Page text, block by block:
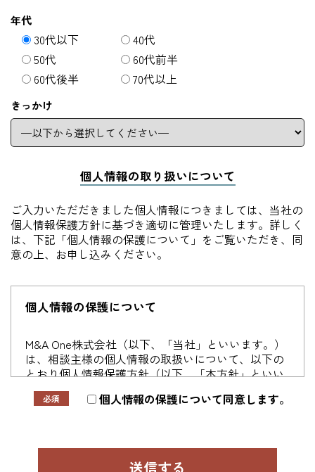
年代
30代以下
40代
50代
60代前半
60代後半
70代以上
きっかけ
個人情報の取り扱いについて
ご入力いただだきました個人情報につきましては、当社の
個人情報保護方針に基づき適切に管理いたします。詳しく
は、下記「個人情報の保護について」をご覧いただき、同
意の上、お申し込みください。
個人情報の保護について
M&A One株式会社（以下、「当社」といいます。）
は、相談主様の個人情報の取扱いについて、以下の
とおり個人情報保護方針（以下、「本方針」といい
ます。）を定めます。
本方針における、「個人情報」とは、個人情報の保
個人情報の保護について同意します。